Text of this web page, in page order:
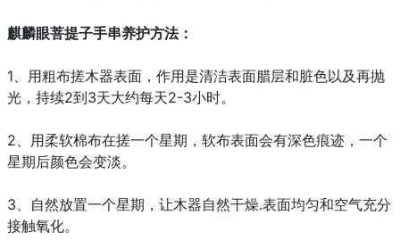
麒麟眼菩提子手串养护方法：
1、用粗布搓木器表面，作用是清洁表面腊层和脏色以及再抛
光，持续2到3天大约每天2-3小时。
2、用柔软棉布在搓一个星期，软布表面会有深色痕迹，一个
星期后颜色会变淡。
3、自然放置一个星期，让木器自然干燥.表面均匀和空气充分
接触氧化。